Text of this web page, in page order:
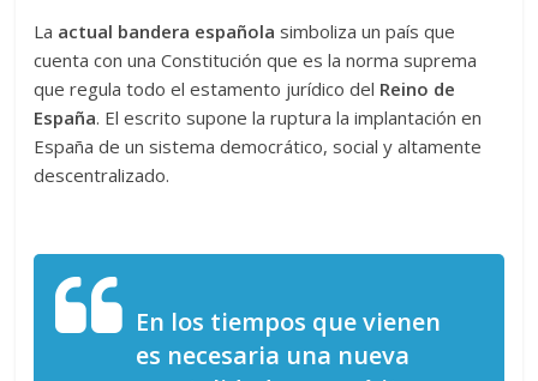
La actual bandera española simboliza un país que
cuenta con una Constitución que es la norma suprema
que regula todo el estamento jurídico del Reino de
España. El escrito supone la ruptura la implantación en
España de un sistema democrático, social y altamente
descentralizado.
En los tiempos que vienen
es necesaria una nueva